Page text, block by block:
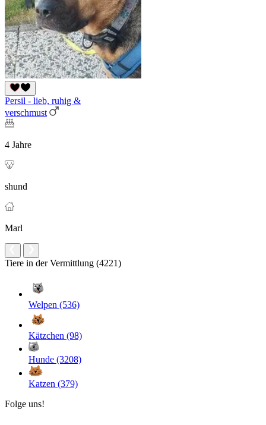
Persil - lieb, ruhig &
verschmust
4 Jahre
shund
Marl
Tiere in der Vermittlung (4221)
Welpen (536)
Kätzchen (98)
Hunde (3208)
Katzen (379)
Folge uns!